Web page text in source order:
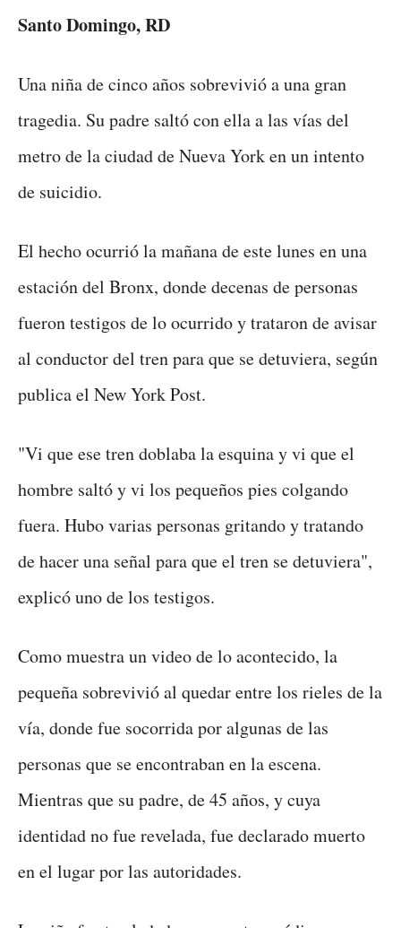
Santo Domingo, RD
Una niña de cinco años sobrevivió a una gran
tragedia. Su padre saltó con ella a las vías del
metro de la ciudad de Nueva York en un intento
de suicidio.
El hecho ocurrió la mañana de este lunes en una
estación del Bronx, donde decenas de personas
fueron testigos de lo ocurrido y trataron de avisar
al conductor del tren para que se detuviera, según
publica el New York Post.
"Vi que ese tren doblaba la esquina y vi que el
hombre saltó y vi los pequeños pies colgando
fuera. Hubo varias personas gritando y tratando
de hacer una señal para que el tren se detuviera",
explicó uno de los testigos.
Como muestra un video de lo acontecido, la
pequeña sobrevivió al quedar entre los rieles de la
vía, donde fue socorrida por algunas de las
personas que se encontraban en la escena.
Mientras que su padre, de 45 años, y cuya
identidad no fue revelada, fue declarado muerto
en el lugar por las autoridades.